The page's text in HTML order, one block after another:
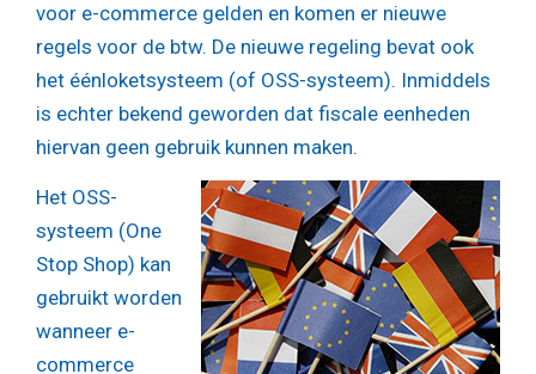
voor e-commerce gelden en komen er nieuwe
regels voor de btw. De nieuwe regeling bevat ook
het éénloketsysteem (of OSS-systeem). Inmiddels
is echter bekend geworden dat fiscale eenheden
hiervan geen gebruik kunnen maken.
Het OSS-
systeem (One
Stop Shop) kan
gebruikt worden
wanneer e-
commerce